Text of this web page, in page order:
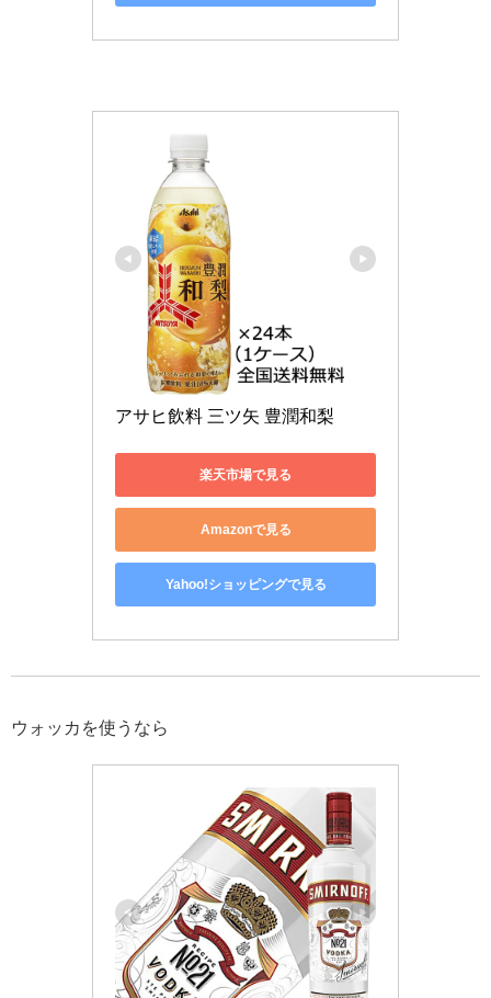
アサヒ飲料 三ツ矢 豊潤和梨
楽天市場で見る
Amazonで見る
Yahoo!ショッピングで見る
ウォッカを使うなら